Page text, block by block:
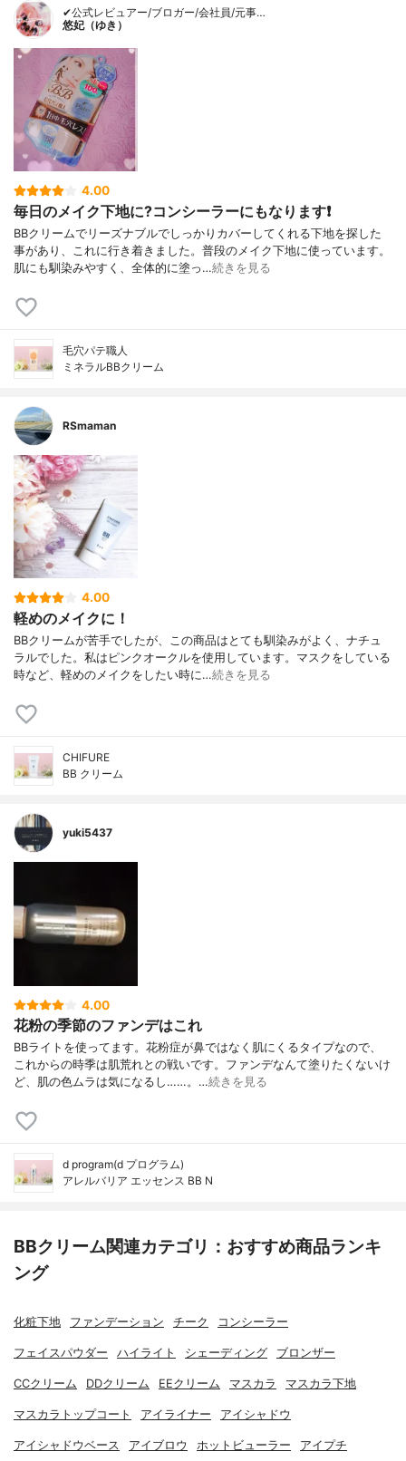
✔公式レビュアー/ブロガー/会社員/元事…
悠妃（ゆき）
4.00
毎日のメイク下地に?コンシーラーにもなります❗
BBクリームでリーズナブルでしっかりカバーしてくれる下地を探した
事があり、これに行き着きました。普段のメイク下地に使っています。
肌にも馴染みやすく、全体的に塗っ…続きを見る
毛穴パテ職人
ミネラルBBクリーム
RSmaman
4.00
軽めのメイクに！
BBクリームが苦手でしたが、この商品はとても馴染みがよく、ナチュ
ラルでした。私はピンクオークルを使用しています。マスクをしている
時など、軽めのメイクをしたい時に…続きを見る
CHIFURE
BB クリーム
yuki5437
4.00
花粉の季節のファンデはこれ
BBライトを使ってます。花粉症が鼻ではなく肌にくるタイプなので、
これからの時季は肌荒れとの戦いです。ファンデなんて塗りたくないけ
ど、肌の色ムラは気になるし……。…続きを見る
d program(d プログラム)
アレルバリア エッセンス BB N
BBクリーム関連カテゴリ：おすすめ商品ランキ
ング
化粧下地 ファンデーション チーク コンシーラー
フェイスパウダー ハイライト シェーディング ブロンザー
CCクリーム DDクリーム EEクリーム マスカラ マスカラ下地
マスカラトップコート アイライナー アイシャドウ
アイシャドウベース アイブロウ ホットビューラー アイプチ